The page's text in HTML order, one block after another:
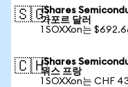
🇸🇬iShares
가포르 달러
1 SOXXon는
🇨🇭iShares
위스 프랑
1 SOXXon는 CHF